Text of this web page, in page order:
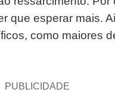
que esperar mais.
como maiores
PUBLICIDADE